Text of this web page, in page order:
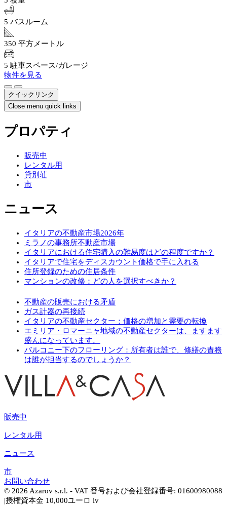
5 バスルーム
350 平方メートル
5 駐車スペース/ガレージ
物件を見る
クイックリンク
Close menu quick links
プロパティ
販売中
レンタル用
貸別荘
市
ニュース
イタリアの不動産市場2026年
ミラノの事務所不動産市場
イタリアにおける住宅購入の難易度はどの程度ですか？
イタリアで住宅をディスカウント価格で手に入れる
住所登録のための住居条件
マンションの改修：どの人を選択すべきか？
不動産の販売における矛盾
ガス計器の再接続
イタリアの不動産セクター：価格の増加と需要の転換
エミリア・ロマーニャ地域の不動産セクターは、ますます
盛んになっています。
バルコニー下のフローリング：所有者は誰で、修繕の責務
は誰が担当するのでしょうか？
販売中
レンタル用
ニュース
市
お問い合わせ
© 2026 Azarov s.r.l. - VAT 番号および会社登録番号: 01600980088
|授権資本金 10,000ユーロ iv